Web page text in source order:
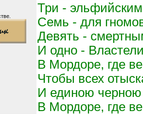
Три -
Семь - для
Девять -
И одно -
В Мордоре, где
Чтобы всех
И единою черною
В Мордоре, где